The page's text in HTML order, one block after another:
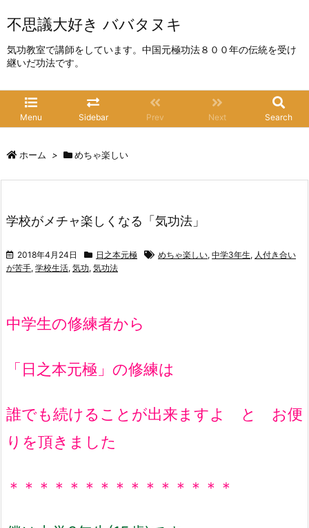
不思議大好き ババタヌキ
気功教室で講師をしています。中国元極功法８００年の伝統を受け
継いだ功法です。
Menu Sidebar Prev Next Search
ホーム > めちゃ楽しい
学校がメチャ楽しくなる「気功法」
2018年4月24日 日之本元極 めちゃ楽しい, 中学3年生, 人付き合い
が苦手, 学校生活, 気功, 気功法
中学生の修練者から
「日之本元極」の修練は
誰でも続けることが出来ますよ と お便
りを頂きました
＊＊＊＊＊＊＊＊＊＊＊＊＊＊＊